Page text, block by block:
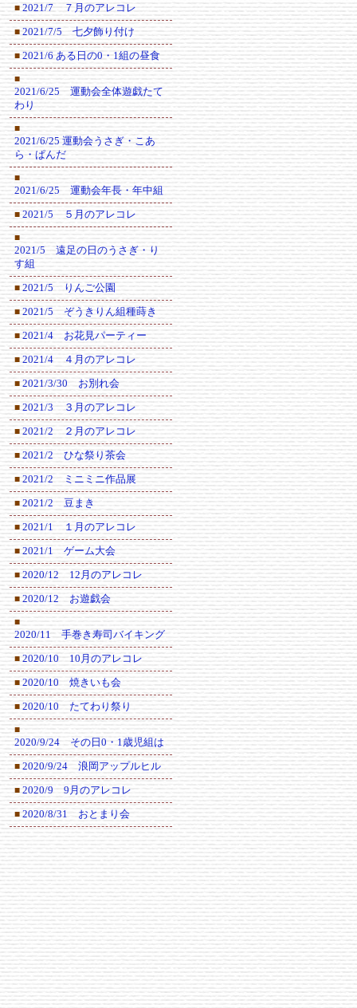
■ 2021/7 ７月のアレコレ
■ 2021/7/5 七夕飾り付け
■ 2021/6 ある日の0・1組の昼食
■
2021/6/25 運動会全体遊戯たて
わり
■
2021/6/25 運動会うさぎ・こあ
ら・ぱんだ
■
2021/6/25 運動会年長・年中組
■ 2021/5 ５月のアレコレ
■
2021/5 遠足の日のうさぎ・り
す組
■ 2021/5 りんご公園
■ 2021/5 ぞうきりん組種蒔き
■ 2021/4 お花見パーティー
■ 2021/4 ４月のアレコレ
■ 2021/3/30 お別れ会
■ 2021/3 ３月のアレコレ
■ 2021/2 ２月のアレコレ
■ 2021/2 ひな祭り茶会
■ 2021/2 ミニミニ作品展
■ 2021/2 豆まき
■ 2021/1 １月のアレコレ
■ 2021/1 ゲーム大会
■ 2020/12 12月のアレコレ
■ 2020/12 お遊戯会
■
2020/11 手巻き寿司バイキング
■ 2020/10 10月のアレコレ
■ 2020/10 焼きいも会
■ 2020/10 たてわり祭り
■
2020/9/24 その日0・1歳児組は
■ 2020/9/24 浪岡アップルヒル
■ 2020/9 9月のアレコレ
■ 2020/8/31 おとまり会